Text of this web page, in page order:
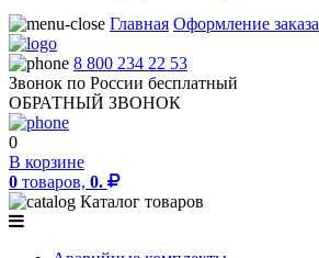
Главная Оформление заказа
8 800 234 22 53
Звонок по России бесплатный
ОБРАТНЫЙ ЗВОНОК
0
В корзине
0 товаров, 0.
Каталог товаров